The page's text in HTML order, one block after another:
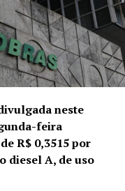
neste
feira
R$ 0,3515 por
diesel A, de uso